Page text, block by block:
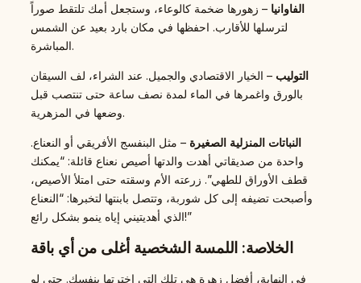
الفاوانيا – زهورها ضخمة كالوعاء، وستجعل أمك تلتقط صوراً
لترسلها للأقارب. احفظها في مكان بارد بعيد عن الشمس
المباشرة.
التوليب – الخيار الاقتصادي والجميل. عند الشراء، لف السيقان
بالورق واغمرها في الماء لمدة نصف ساعة حتى تنتصب قبل
وضعها في المزهرية.
النباتات المنزلية الصغيرة – مثل البنفسج الأفريقي أو النعناع.
واحدة من صديقاتي أهدت والدتها أصيص نعناع قائلة: “يمكنك
قطف الأوراق للطهي”. زرعته الأم وسقته حتى امتلأ الأصيص،
وأصبحت تضيفه إلى كل شوربة، وتتصل بابنتها لتخبرها: “النعناع
الذي أهديتيني إياه ينمو بشكل رائع!”
الخلاصة: اللمسة الشخصية أغلى من أي باقة
في النهاية، أفضل زهرة هي تلك التي اخترتها بنفسك. حتى لو